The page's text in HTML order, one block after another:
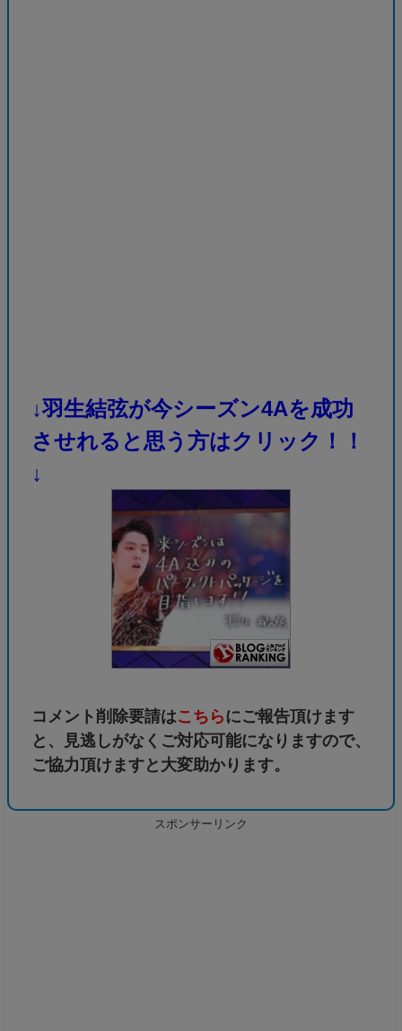
↓羽生結弦が今シーズン4Aを成功
させれると思う方はクリック！！
↓
コメント削除要請はこちら にご報告頂けます
と、見逃しがなくご対応可能になりますので、
ご協力頂けますと大変助かります。
スポンサーリンク